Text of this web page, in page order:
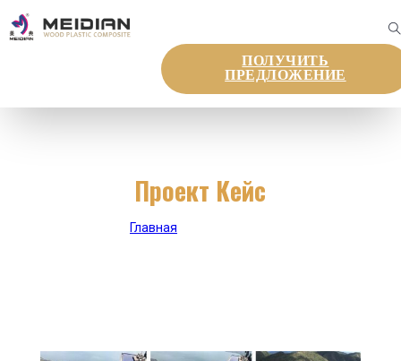
ПОЛУЧИТЬ
ПРЕДЛОЖЕНИЕ
Проект Кейс
Главная